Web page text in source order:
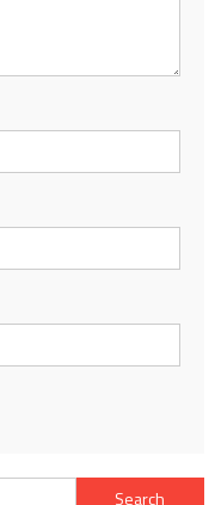
Search